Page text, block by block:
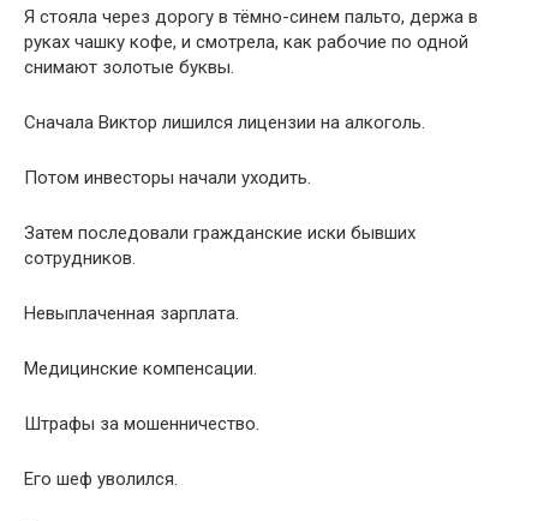
Я стояла через дорогу в тёмно-синем пальто, держа в
руках чашку кофе, и смотрела, как рабочие по одной
снимают золотые буквы.
Сначала Виктор лишился лицензии на алкоголь.
Потом инвесторы начали уходить.
Затем последовали гражданские иски бывших
сотрудников.
Невыплаченная зарплата.
Медицинские компенсации.
Штрафы за мошенничество.
Его шеф уволился.